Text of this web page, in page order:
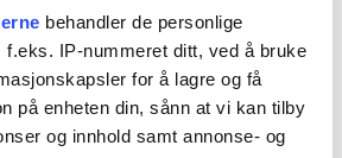
behandler de personlige
f.eks. IP-nummeret ditt, ved å bruke
for å lagre og få
på enheten din, sånn at vi kan tilby
og innhold samt annonse- og
om drivstoff. Nytt